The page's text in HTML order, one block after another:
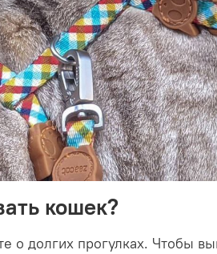
кошек?
о долгих прогулках. Чтобы